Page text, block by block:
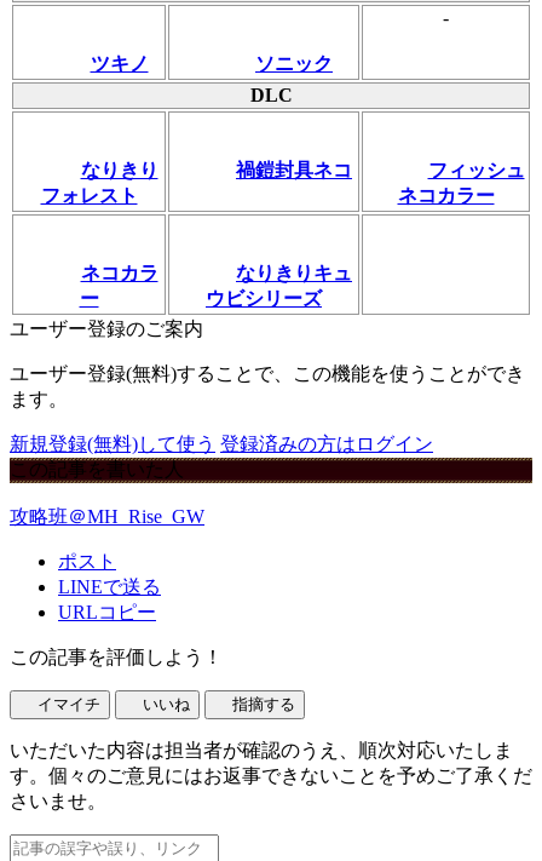
ツキノ ソニック
-
DLC
なりきり
フォレスト
禍鎧封具ネコ
フィッシュ
ネコカラー
ネコカラ
ー
なりきりキュ
ウビシリーズ
ユーザー登録のご案内
ユーザー登録(無料)することで、この機能を使うことができ
ます。
新規登録(無料)して使う 登録済みの方はログイン
この記事を書いた人
攻略班＠MH_Rise_GW
ポスト
LINEで送る
URLコピー
この記事を評価しよう！
イマイチ いいね 指摘する
いただいた内容は担当者が確認のうえ、順次対応いたしま
す。個々のご意見にはお返事できないことを予めご了承くだ
さいませ。